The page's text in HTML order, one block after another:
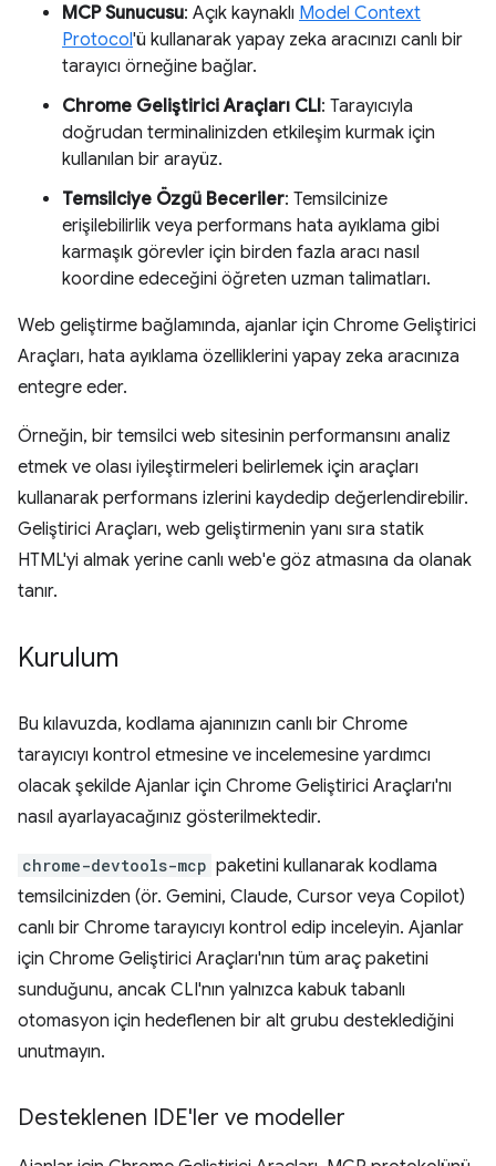
MCP Sunucusu: Açık kaynaklı Model Context
Protocol'ü kullanarak yapay zeka aracınızı canlı bir
tarayıcı örneğine bağlar.
Chrome Geliştirici Araçları CLI: Tarayıcıyla
doğrudan terminalinizden etkileşim kurmak için
kullanılan bir arayüz.
Temsilciye Özgü Beceriler: Temsilcinize
erişilebilirlik veya performans hata ayıklama gibi
karmaşık görevler için birden fazla aracı nasıl
koordine edeceğini öğreten uzman talimatları.
Web geliştirme bağlamında, ajanlar için Chrome Geliştirici
Araçları, hata ayıklama özelliklerini yapay zeka aracınıza
entegre eder.
Örneğin, bir temsilci web sitesinin performansını analiz
etmek ve olası iyileştirmeleri belirlemek için araçları
kullanarak performans izlerini kaydedip değerlendirebilir.
Geliştirici Araçları, web geliştirmenin yanı sıra statik
HTML'yi almak yerine canlı web'e göz atmasına da olanak
tanır.
Kurulum
Bu kılavuzda, kodlama ajanınızın canlı bir Chrome
tarayıcıyı kontrol etmesine ve incelemesine yardımcı
olacak şekilde Ajanlar için Chrome Geliştirici Araçları'nı
nasıl ayarlayacağınız gösterilmektedir.
chrome-devtools-mcp paketini kullanarak kodlama
temsilcinizden (ör. Gemini, Claude, Cursor veya Copilot)
canlı bir Chrome tarayıcıyı kontrol edip inceleyin. Ajanlar
için Chrome Geliştirici Araçları'nın tüm araç paketini
sunduğunu, ancak CLI'nın yalnızca kabuk tabanlı
otomasyon için hedeflenen bir alt grubu desteklediğini
unutmayın.
Desteklenen IDE'ler ve modeller